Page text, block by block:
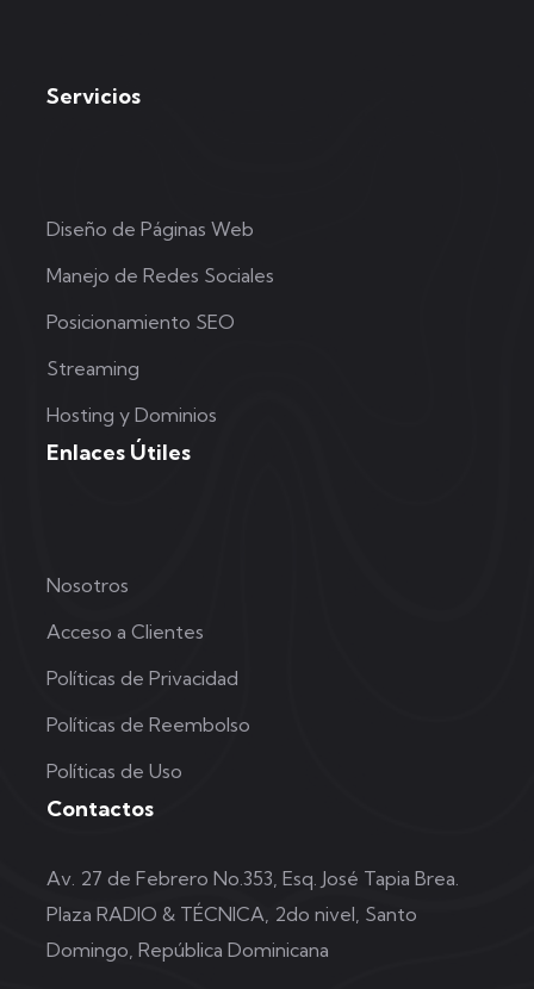
Servicios
Diseño de Páginas Web
Manejo de Redes Sociales
Posicionamiento SEO
Streaming
Hosting y Dominios
Enlaces Útiles
Nosotros
Acceso a Clientes
Políticas de Privacidad
Políticas de Reembolso
Políticas de Uso
Contactos
Av. 27 de Febrero No.353, Esq. José Tapia Brea.
Plaza RADIO & TÉCNICA, 2do nivel, Santo
Domingo, República Dominicana